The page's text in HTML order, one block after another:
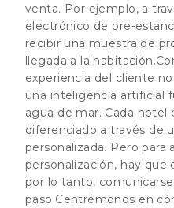
venta. Por ejemplo, a
electrónico de pre-
recibir una muestra de
llegada a la
experiencia del cliente
una inteligencia artificial
agua de mar. Cada
diferenciado a través de
personalizada. Pero para
personalización, hay que
por lo tanto,
paso.Centrémonos en